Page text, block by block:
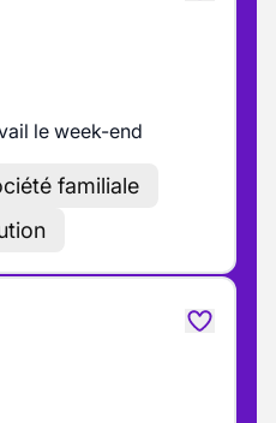
le week-end
familiale